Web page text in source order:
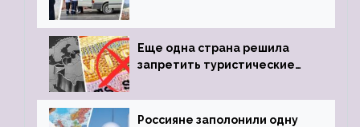
пистолета
Еще одна страна решила
запретить туристические
Россияне заполонили одну